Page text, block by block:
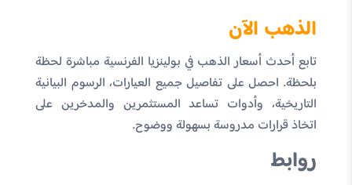
الذهب الآن
تابع أحدث أسعار الذهب في بولينزيا الفرنسية مباشرة لحظة
بلحظة. احصل على تفاصيل جميع العيارات، الرسوم البيانية
التاريخية، وأدوات تساعد المستثمرين والمدخرين على
اتخاذ قرارات مدروسة بسهولة ووضوح.
روابط